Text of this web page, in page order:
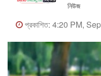
নিউজ
প্রকাশিত: 4:20 PM,